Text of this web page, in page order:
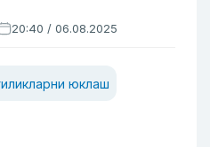
20:40 / 06.08.2025
юклаш